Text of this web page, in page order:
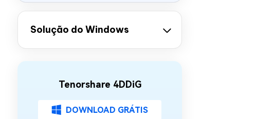
Solução do Windows
Tenorshare 4DDiG
DOWNLOAD GRÁTIS